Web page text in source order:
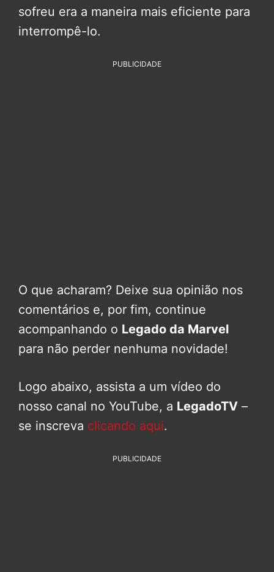
sofreu era a maneira mais eficiente para
interrompê-lo.
PUBLICIDADE
O que acharam? Deixe sua opinião nos
comentários e, por fim, continue
acompanhando o Legado da Marvel
para não perder nenhuma novidade!
Logo abaixo, assista a um vídeo do
nosso canal no YouTube, a LegadoTV –
se inscreva clicando aqui.
PUBLICIDADE